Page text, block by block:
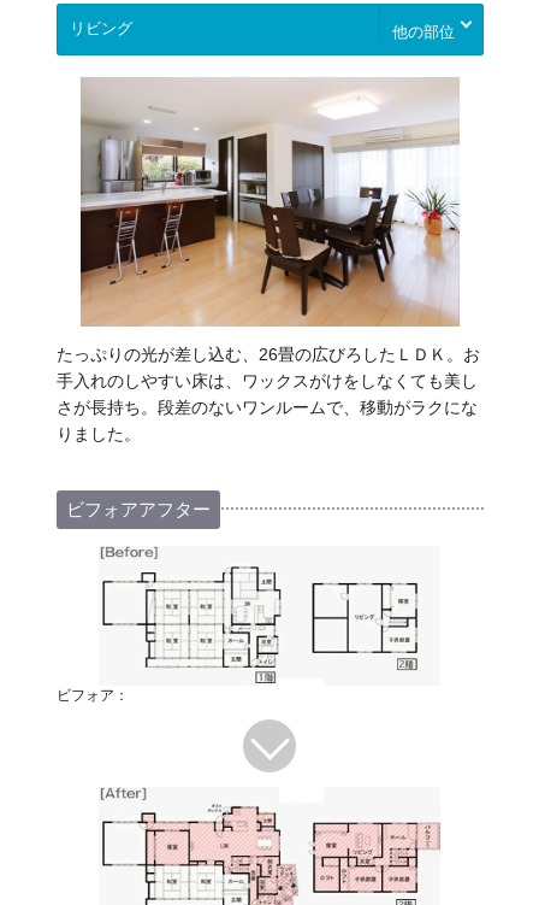
他の部位
たっぷりの光が差し込む、26畳の広びろしたＬＤＫ。お
手入れのしやすい床は、ワックスがけをしなくても美し
さが長持ち。段差のないワンルームで、移動がラクにな
りました。
ビフォアアフター
ビフォア：